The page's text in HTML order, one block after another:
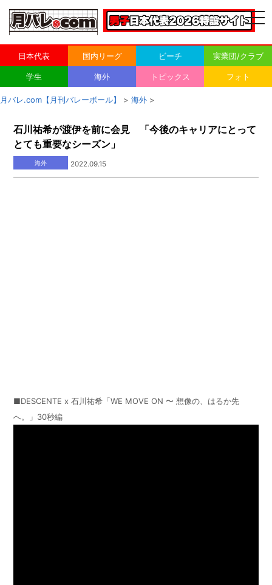
日本代表 国内リーグ ビーチ 実業団/クラブ
学生 海外 トピックス フォト
月バレ.com【月刊バレーボール】 > 海外 >
石川祐希が渡伊を前に会見 「今後のキャリアにとって
とても重要なシーズン」
海外 2022.09.15
■DESCENTE x 石川祐希「WE MOVE ON 〜 想像の、はるか先
へ。」30秒編